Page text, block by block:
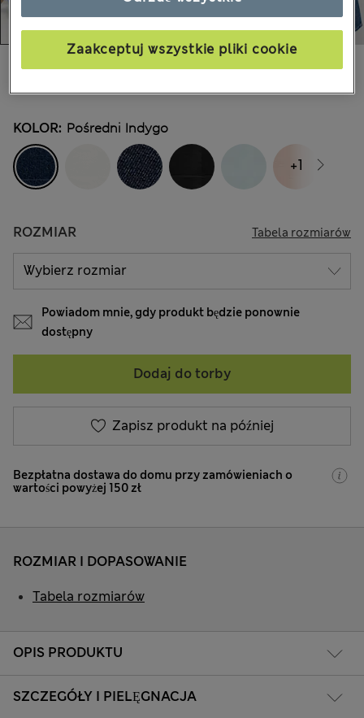
zł150,00 Wszystkie ceny zawierają podatki i cła
KOLOR: Pośredni Indygo
ROZMIAR Tabela rozmiarów
+1
Powiadom mnie, gdy produkt będzie ponownie
dostępny
Dodaj do torby
Zapisz produkt na później
Bezpłatna dostawa do domu przy zamówieniach o
wartości powyżej 150 zł
OPIS PRODUKTU
SZCZEGÓŁY I PIELĘGNACJA
ROZMIAR I DOPASOWANIE
Tabela rozmiarów
Zaakceptuj wszystkie pliki cookie